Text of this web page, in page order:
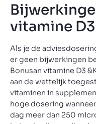
vitamine D3
Als je de
er geen bijwerkingen
Bonusan vitamine D3
aan de wettelijk
vitaminen in
hoge dosering
dag meer dan 250